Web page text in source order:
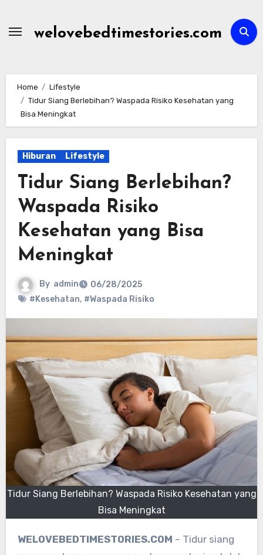
welovebedtimestories.com
Home
Lifestyle
Tidur Siang Berlebihan? Waspada Risiko Kesehatan yang
Bisa Meningkat
Hiburan Lifestyle
Tidur Siang Berlebihan?
Waspada Risiko
Kesehatan yang Bisa
Meningkat
By admin
06/28/2025
#Kesehatan, #Waspada Risiko
Tidur Siang Berlebihan? Waspada Risiko Kesehatan yang
Bisa Meningkat
WELOVEBEDTIMESTORIES.COM – Tidur siang